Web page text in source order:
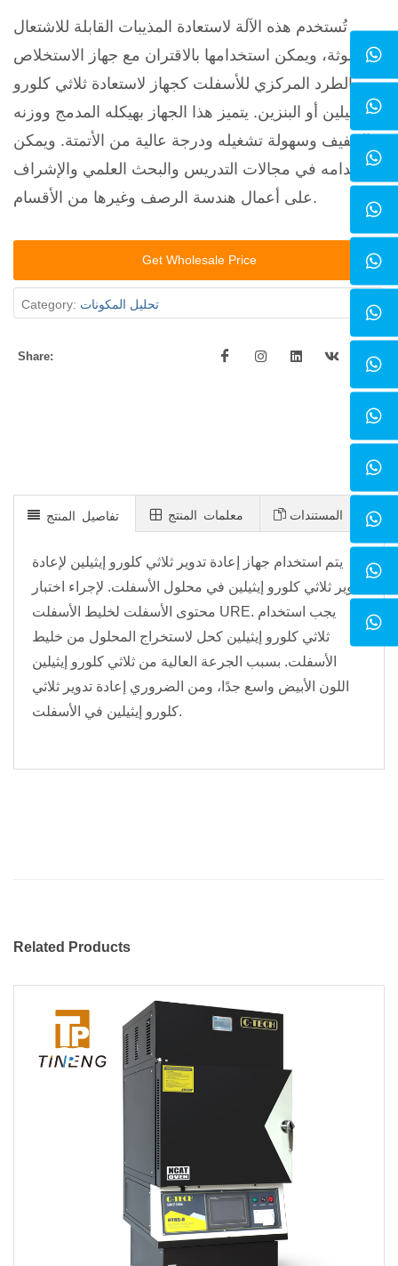
تُستخدم هذه الآلة لاستعادة المذيبات القابلة للاشتعال
الملوثة، ويمكن استخدامها بالاقتران مع جهاز الاستخلاص
بالطرد المركزي للأسفلت كجهاز لاستعادة ثلاثي كلورو
الإيثيلين أو البنزين. يتميز هذا الجهاز بهيكله المدمج ووزنه
الخفيف وسهولة تشغيله ودرجة عالية من الأتمتة. ويمكن
استخدامه في مجالات التدريس والبحث العلمي والإشراف
على أعمال هندسة الرصف وغيرها من الأقسام.
Get Wholesale Price
Category: تحليل المكونات
Share:
تفاصيل المنتج معلمات المنتج المستندات
يتم استخدام جهاز إعادة تدوير ثلاثي كلورو إيثيلين لإعادة
تدوير ثلاثي كلورو إيثيلين في محلول الأسفلت. لإجراء اختبار
محتوى الأسفلت لخليط الأسفلت URE. يجب استخدام
ثلاثي كلورو إيثيلين كحل لاستخراج المحلول من خليط
الأسفلت. بسبب الجرعة العالية من ثلاثي كلورو إيثيلين
اللون الأبيض واسع جدًا، ومن الضروري إعادة تدوير ثلاثي
كلورو إيثيلين في الأسفلت.
Related Products